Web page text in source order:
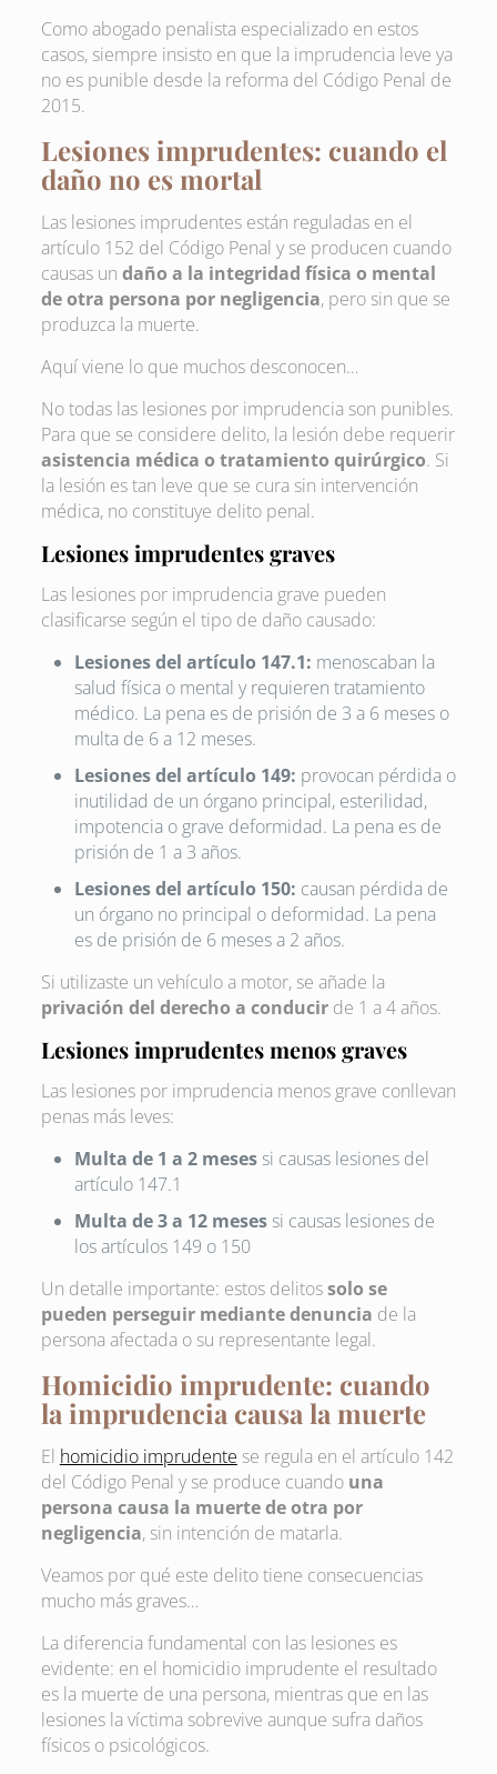
Como abogado penalista especializado en estos
casos, siempre insisto en que la imprudencia leve ya
no es punible desde la reforma del Código Penal de
2015.
Lesiones imprudentes: cuando el
daño no es mortal
Las lesiones imprudentes están reguladas en el
artículo 152 del Código Penal y se producen cuando
causas un daño a la integridad física o mental
de otra persona por negligencia, pero sin que se
produzca la muerte.
Aquí viene lo que muchos desconocen…
No todas las lesiones por imprudencia son punibles.
Para que se considere delito, la lesión debe requerir
asistencia médica o tratamiento quirúrgico. Si
la lesión es tan leve que se cura sin intervención
médica, no constituye delito penal.
Lesiones imprudentes graves
Las lesiones por imprudencia grave pueden
clasificarse según el tipo de daño causado:
Lesiones del artículo 147.1: menoscaban la
salud física o mental y requieren tratamiento
médico. La pena es de prisión de 3 a 6 meses o
multa de 6 a 12 meses.
Lesiones del artículo 149: provocan pérdida o
inutilidad de un órgano principal, esterilidad,
impotencia o grave deformidad. La pena es de
prisión de 1 a 3 años.
Lesiones del artículo 150: causan pérdida de
un órgano no principal o deformidad. La pena
es de prisión de 6 meses a 2 años.
Si utilizaste un vehículo a motor, se añade la
privación del derecho a conducirde 1 a 4 años.
Lesiones imprudentes menos graves
Las lesiones por imprudencia menos grave conllevan
penas más leves:
Multa de 1 a 2 mesessi causas lesiones del
artículo 147.1
Multa de 3 a 12 mesessi causas lesiones de
los artículos 149 o 150
Un detalle importante: estos delitossolo se
pueden perseguir mediante denuncia de la
persona afectada o su representante legal.
Homicidio imprudente: cuando
la imprudencia causa la muerte
El homicidio imprudente se regula en el artículo 142
del Código Penal y se produce cuando una
persona causa la muerte de otra por
negligencia, sin intención de matarla.
Veamos por qué este delito tiene consecuencias
mucho más graves…
La diferencia fundamental con las lesiones es
evidente: en el homicidio imprudente el resultado
es la muerte de una persona, mientras que en las
lesiones la víctima sobrevive aunque sufra daños
físicos o psicológicos.